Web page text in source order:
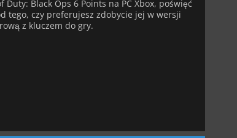
Black Ops 6 Points na PC Xbox, poświęć
tego, czy preferujesz zdobycie jej w wersji
z kluczem do gry.